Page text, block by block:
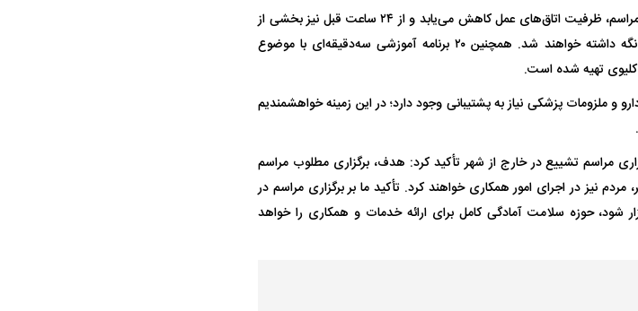
محمود شبستری افزود: از ۷۲ ساعت پیش از برگزاری مراسم، ظرفیت اتاق‌های عمل کاهش می‌یابد و از ۲۴ ساعت قبل نیز بخشی از
ظرفیت بیمارستان‌ها به‌منظور افزایش آمادگی، خالی نگه داشته خواهند شد. همچنین ۲۰ برنامه آموزشی سه‌دقیقه‌ای با موضوع
کلیوی تهیه شده است.
و ملزومات پزشکی نیاز به پشتیبانی وجود دارد؛ در این زمینه خواهشمندیم
مراسم تشییع در خارج از شهر تأکید کرد: هدف، برگزاری مطلوب مراسم
نیز در اجرای امور همکاری خواهند کرد. تأکید ما بر برگزاری مراسم در
حوزه سلامت آمادگی کامل برای ارائه خدمات و همکاری را خواهد